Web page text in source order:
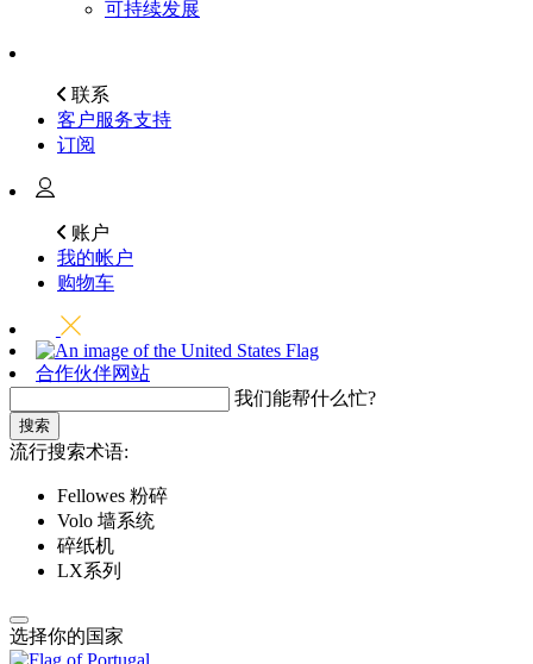
可持续发展
联系
客户服务支持
订阅
账户
我的帐户
购物车
合作伙伴网站
我们能帮什么忙?
搜索
流行搜索术语:
Fellowes 粉碎
Volo 墙系统
碎纸机
LX系列
选择你的国家